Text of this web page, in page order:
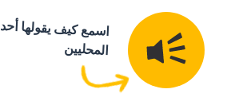
اسمع كيف يقولها أحد
المحليين